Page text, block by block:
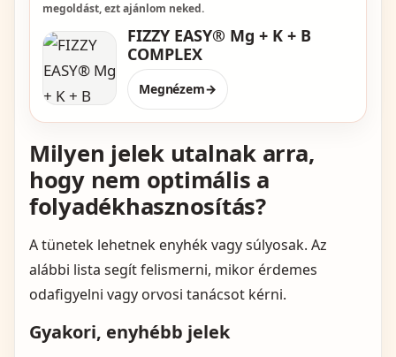
megoldást, ezt ajánlom neked.
FIZZY EASY® Mg + K + B
COMPLEX
Megnézem→
Milyen jelek utalnak arra,
hogy nem optimális a
folyadékhasznosítás?
A tünetek lehetnek enyhék vagy súlyosak. Az
alábbi lista segít felismerni, mikor érdemes
odafigyelni vagy orvosi tanácsot kérni.
Gyakori, enyhébb jelek